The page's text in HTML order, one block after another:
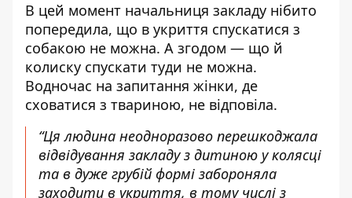
В цей момент начальниця закладу нібито
попередила, що в укриття спускатися з
собакою не можна. А згодом — що й
колиску спускати туди не можна.
Водночас на запитання жінки, де
сховатися з твариною, не відповіла.
“Ця людина неодноразово перешкоджала
відвідування закладу з дитиною у колясці
та в дуже грубій формі забороняла
заходити в укриття, в тому числі з